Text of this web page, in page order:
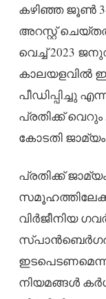
കഴിഞ്ഞ ജൂൺ
അറസ്റ്റ്
വെച്ച് 2023
കാലയളവിൽ
പീഡിപ്പിച്ചു
പ്രതിക്ക്
കോടതി
പ്രതിക്ക്
സമൂഹത്തിലേക്ക്
വിർജീനിയ
സ്പാൻബെർഗർ
ഇടപെടണമെന്ന്
നിയമങ്ങൾ